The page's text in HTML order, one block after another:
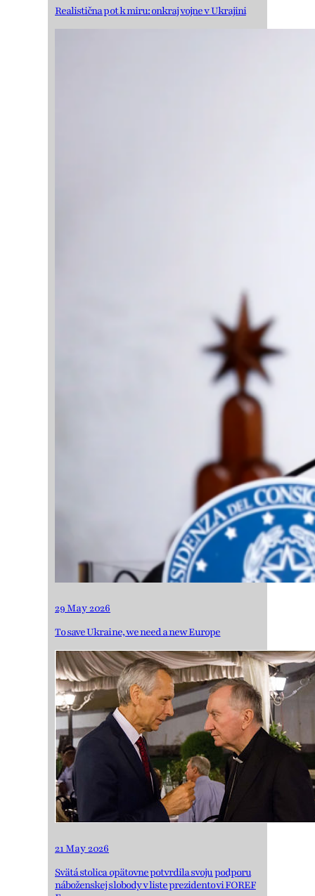
Realistična pot k miru: onkraj vojne v Ukrajini
29 May 2026
To save Ukraine, we need a new Europe
21 May 2026
Svätá stolica opätovne potvrdila svoju podporu
náboženskej slobody v liste prezidentovi FOREF